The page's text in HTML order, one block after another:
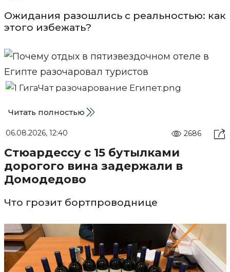
Ожидания разошлись с реальностью: как
этого избежать?
Читать полностью
06.08.2026, 12:40 2686
Стюардессу с 15 бутылками
дорогого вина задержали в
Домодедово
Что грозит бортпроводнице